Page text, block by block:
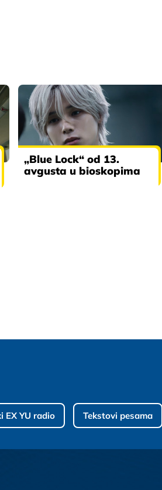
„Blue Lock“ od 13.
avgusta u bioskopima
EX YU radio Tekstovi pesama